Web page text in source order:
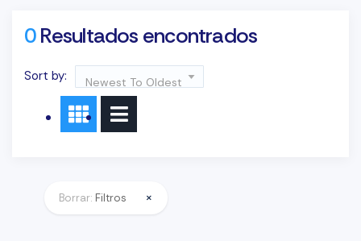
0Resultados encontrados
Sort by: Newest To Oldest
Borrar: Filtros ×